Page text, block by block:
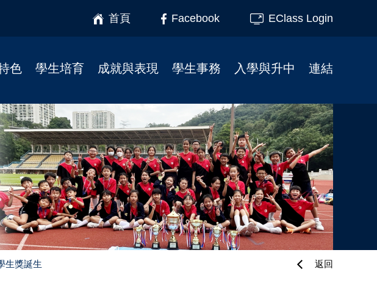
首頁 Facebook EClass Login
色
色
地
課程
教育
程
English
程
讀
時段
學生培育
國民教育
宗教培育
健康校園(4Rs)
學校社工
學習支援
成就與表現
榮譽榜
校友成就
制服團隊
服務大使
課外活動
校園電視台
境外交流
刊物
學生事務
柴天45周年校慶
學校行事曆
校服式樣
校車
校園記趣
相片下載區
學生繳費系統教學
學校午膳
入學與升中
小一入學事宜
插班生入學申請
幼小資訊
升中資訊
小一支援
幼稚園聯繫
連結
家長教育
家長教師會
校友會
校友會活動相片
生獎誕生 返回